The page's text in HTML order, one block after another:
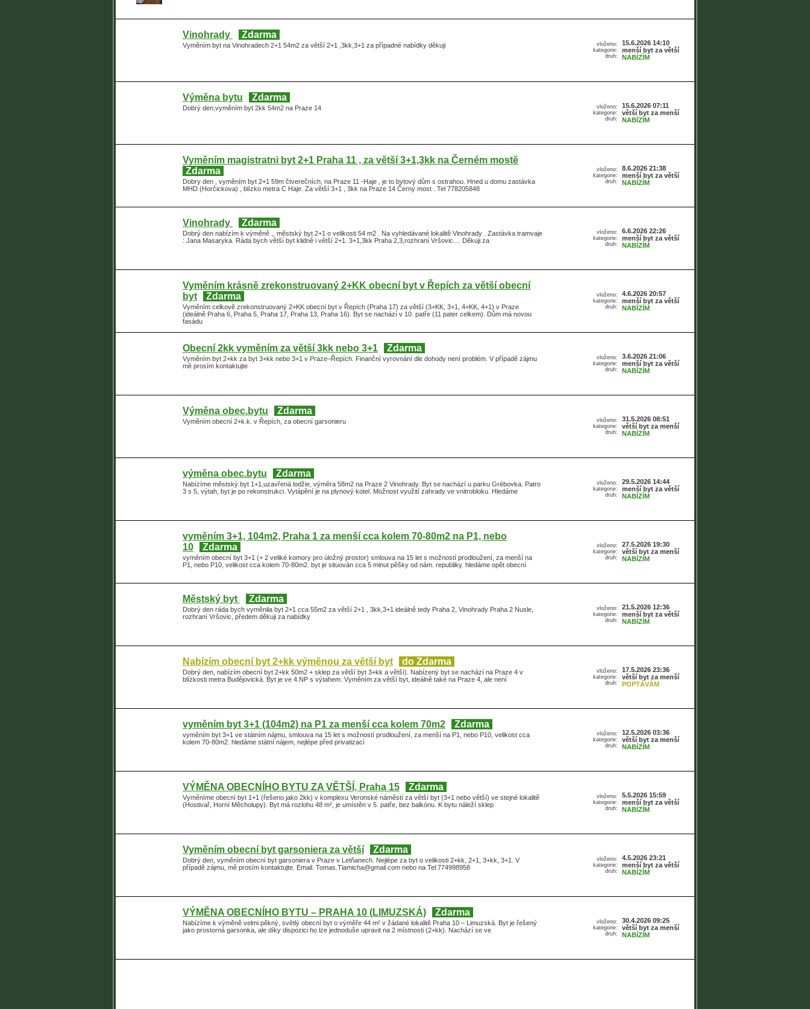
Vinohrady Zdarma
Vyměním byt na Vinohradech 2+1 54m2 za větší 2+1 ,3kk,3+1 za případné nabídky děkuji
vloženo:
kategorie:
druh:
15.6.2026 14:10
menší byt za větší
NABÍZÍM
Výměna bytu Zdarma
Dobrý den,vyměním byt 2kk 54m2 na Praze 14
vloženo:
kategorie:
druh:
15.6.2026 07:11
větší byt za menší
NABÍZÍM
Vyměním magistratni byt 2+1 Praha 11 , za větší 3+1,3kk na Černém mostě
Zdarma
Dobry den , vyměním byt 2+1 59m čtverečních, na Praze 11 -Haje , je to bytový dům s ostrahou. Hned u domu zastávka
MHD (Horčickova) , blízko metra C Haje. Za větší 3+1 , 3kk na Praze 14 Černý most . Tel 778205848
vloženo:
kategorie:
druh:
8.6.2026 21:38
menší byt za větší
NABÍZÍM
Vinohrady Zdarma
Dobrý den nabízím k výměně ,, městský byt 2+1 o velikosti 54 m2 . Na vyhledávané lokalitě Vinohrady . Zastávka tramvaje
: Jana Masaryka. Ráda bych větší byt klidně i větší 2+1. 3+1,3kk Praha 2,3,rozhraní Vršovic.... Děkuji za
vloženo:
kategorie:
druh:
6.6.2026 22:26
menší byt za větší
NABÍZÍM
Vyměním krásně zrekonstruovaný 2+KK obecní byt v Řepích za větší obecní
byt
Zdarma
Vyměním celkově zrekonstruovaný 2+KK obecní byt v Řepích (Praha 17) za větší (3+KK, 3+1, 4+KK, 4+1) v Praze
(ideálně Praha 6, Praha 5, Praha 17, Praha 13, Praha 16). Byt se nachází v 10. patře (11 pater celkem). Dům má novou
fasádu
vloženo:
kategorie:
druh:
4.6.2026 20:57
menší byt za větší
NABÍZÍM
Obecní 2kk vyměním za větší 3kk nebo 3+1 Zdarma
Vyměním byt 2+kk za byt 3+kk nebo 3+1 v Praze–Řepích. Finanční vyrovnání dle dohody není problém. V případě zájmu
mě prosím kontaktujte
vloženo:
kategorie:
druh:
3.6.2026 21:06
menší byt za větší
NABÍZÍM
Výměna obec.bytu Zdarma
Vyměním obecní 2+k.k. v Řepích, za obecní garsonieru
vloženo:
kategorie:
druh:
31.5.2026 08:51
větší byt za menší
NABÍZÍM
výměna obec.bytu Zdarma
Nabízíme městský byt 1+1,uzavřená lodžie, výměra 58m2 na Praze 2 Vinohrady. Byt se nachází u parku Grébovka. Patro
3 s 5, výtah, byt je po rekonstrukci. Vytápění je na plynový kotel. Možnost využití zahrady ve vnitrobloku. Hledáme
vloženo:
kategorie:
druh:
29.5.2026 14:44
menší byt za větší
NABÍZÍM
vyměním 3+1, 104m2, Praha 1 za menší cca kolem 70-80m2 na P1, nebo
10
Zdarma
vyměním obecní byt 3+1 (+ 2 veliké komory pro úložný prostor) smlouva na 15 let s možností prodloužení, za menší na
P1, nebo P10, velikost cca kolem 70-80m2. byt je situován cca 5 minut pěšky od nám. republiky. hledáme opět obecní
vloženo:
kategorie:
druh:
27.5.2026 19:30
větší byt za menší
NABÍZÍM
Městský byt Zdarma
Dobrý den ráda bych vyměnila byt 2+1 cca 55m2 za větší 2+1 , 3kk,3+1 ideálně tedy Praha 2, Vinohrady Praha 2 Nusle,
rozhraní Vršovic, předem děkuji za nabídky
vloženo:
kategorie:
druh:
21.5.2026 12:36
menší byt za větší
NABÍZÍM
Nabízím obecní byt 2+kk výměnou za větší byt do Zdarma
Dobrý den, nabízím obecní byt 2+kk 50m2 + sklep za větší byt 3+kk a větší). Nabízený byt se nachází na Praze 4 v
blízkosti metra Budějovická. Byt je ve 4.NP s výtahem. Vyměním za větší byt, ideálně také na Praze 4, ale není
vloženo:
kategorie:
druh:
17.5.2026 23:36
větší byt za menší
POPTÁVÁM
vyměním byt 3+1 (104m2) na P1 za menší cca kolem 70m2 Zdarma
vyměním byt 3+1 ve státním nájmu, smlouva na 15 let s možností prodloužení, za menší na P1, nebo P10, velikost cca
kolem 70-80m2. hledáme státní nájem, nejlépe před privatizací
vloženo:
kategorie:
druh:
12.5.2026 03:36
větší byt za menší
NABÍZÍM
VÝMĚNA OBECNÍHO BYTU ZA VĚTŠÍ, Praha 15 Zdarma
Vyměníme obecní byt 1+1 (řešeno jako 2kk) v komplexu Veronské náměstí za větší byt (3+1 nebo větší) ve stejné lokalitě
(Hostivař, Horní Měcholupy). Byt má rozlohu 48 m², je umístěn v 5. patře, bez balkónu. K bytu náleží sklep
vloženo:
kategorie:
druh:
5.5.2026 15:59
menší byt za větší
NABÍZÍM
Vyměním obecní byt garsoniera za větší Zdarma
Dobrý den, vyměním obecní byt garsoniera v Praze v Letňanech. Nejlépe za byt o velikosti 2+kk, 2+1, 3+kk, 3+1. V
případě zájmu, mě prosím kontaktujte. Email. Tomas.Tlamicha@gmail.com nebo na Tel:774998958
vloženo:
kategorie:
druh:
4.5.2026 23:21
menší byt za větší
NABÍZÍM
VÝMĚNA OBECNÍHO BYTU – PRAHA 10 (LIMUZSKÁ) Zdarma
Nabízíme k výměně velmi pěkný, světlý obecní byt o výměře 44 m² v žádané lokalitě Praha 10 – Limuzská. Byt je řešený
jako prostorná garsonka, ale díky dispozici ho lze jednoduše upravit na 2 místnosti (2+kk). Nachází se ve
vloženo:
kategorie:
druh:
30.4.2026 09:25
větší byt za menší
NABÍZÍM